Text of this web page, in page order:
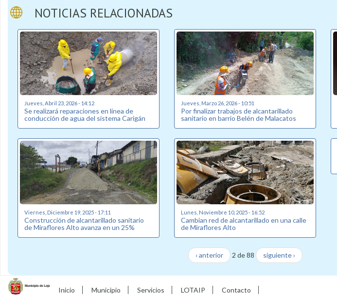
NOTICIAS RELACIONADAS
Jueves, Abril 23, 2026 - 14:12
Se realizará reparaciones en línea de
conducción de agua del sistema Carigán
Jueves, Marzo 26, 2026 - 10:51
Por finalizar trabajos de alcantarillado
sanitario en barrio Belén de Malacatos
Viernes, Diciembre 19, 2025 - 17:11
Construcción de alcantarillado sanitario
de Miraflores Alto avanza en un 25%
Lunes, Noviembre 10, 2025 - 16:52
Cambian red de alcantarillado en una calle
de Miraflores Alto
‹ anterior 2 de 88 siguiente ›
Inicio Municipio Servicios LOTAIP Contacto